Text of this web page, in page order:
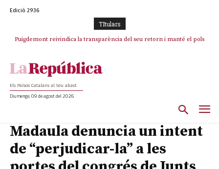
Edició 2936
TItulars
Puigdemont reivindica la transparència del seu retorn i manté el pols
Portugal acusa Espanya de provocar un “efecte crida” massiu per la seva
Els Països Catalans al teu abast
Diumenge, 09 de agost del 2026
Madaula denuncia un intent
de “perjudicar-la” a les